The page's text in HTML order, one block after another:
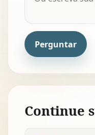
Perguntar
Continue